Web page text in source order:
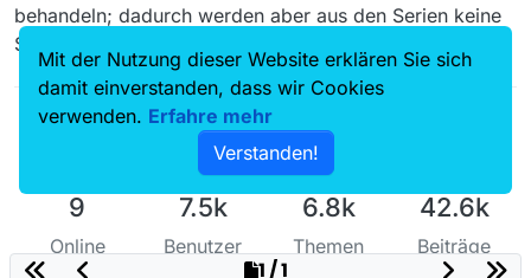
behandeln; dadurch werden aber aus den Serien keine
Sendereihen.
9
Online
7.5k
Benutzer
6.8k
Themen
42.6k
Beiträge
1 / 1
Mit der Nutzung dieser Website erklären Sie sich
damit einverstanden, dass wir Cookies
verwenden. Erfahre mehr
Verstanden!